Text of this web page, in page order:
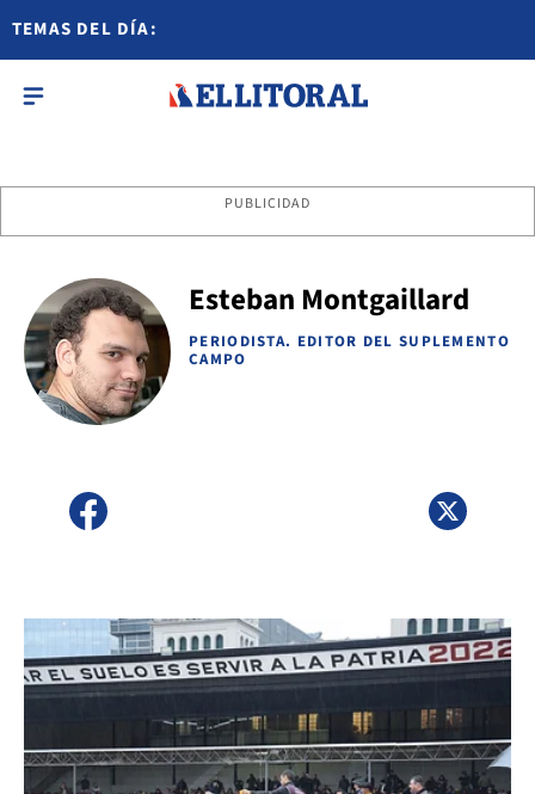
TEMAS DEL DÍA:
PUBLICIDAD
Esteban Montgaillard
PERIODISTA. EDITOR DEL SUPLEMENTO
CAMPO